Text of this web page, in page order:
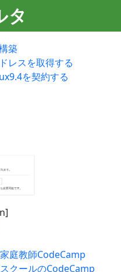
タ
築
レスを取得する
を契約する
庭教師CodeCamp
クールのCodeCamp